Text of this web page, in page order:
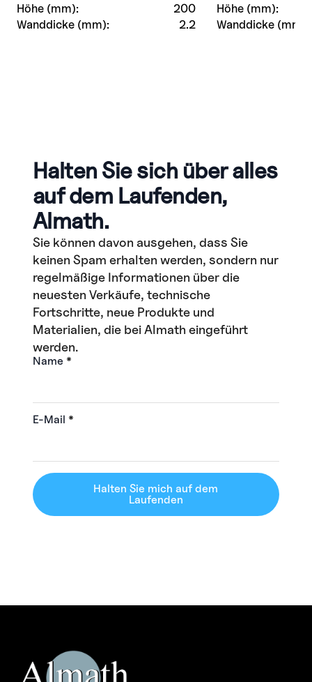
Höhe (mm):
200
Wanddicke (mm):
2.2
Höhe (mm):
Wanddicke (mm):
Halten Sie sich über alles
auf dem Laufenden,
Almath.
Sie können davon ausgehen, dass Sie
keinen Spam erhalten werden, sondern nur
regelmäßige Informationen über die
neuesten Verkäufe, technische
Fortschritte, neue Produkte und
Materialien, die bei Almath eingeführt
werden.
Name *
E-Mail *
Halten Sie mich auf dem
Laufenden